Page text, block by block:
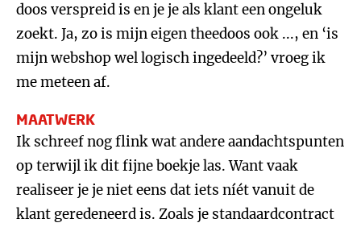
doos verspreid is en je je als klant een ongeluk
zoekt. Ja, zo is mijn eigen theedoos ook ..., en ‘is
mijn webshop wel logisch ingedeeld?’ vroeg ik
me meteen af.
MAATWERK
Ik schreef nog flink wat andere aandachtspunten
op terwijl ik dit fijne boekje las. Want vaak
realiseer je je niet eens dat iets níét vanuit de
klant geredeneerd is. Zoals je standaardcontract